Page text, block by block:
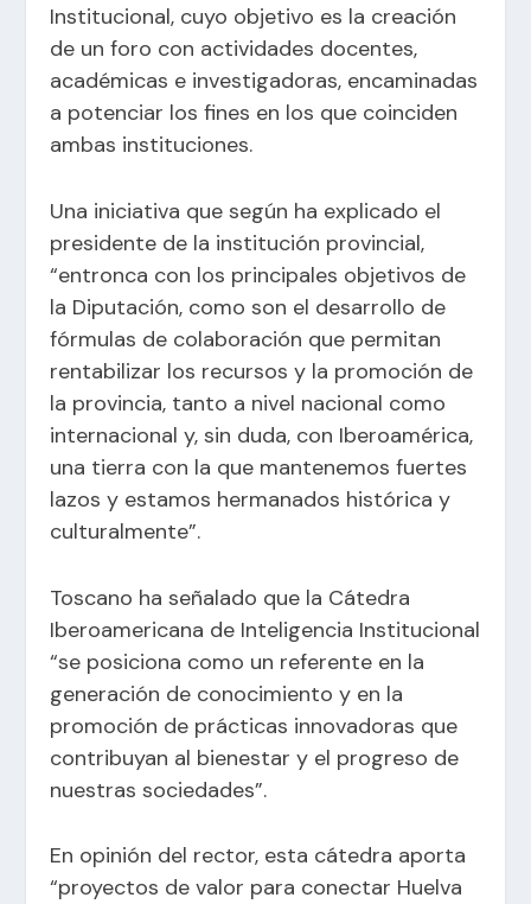
Institucional, cuyo objetivo es la creación
de un foro con actividades docentes,
académicas e investigadoras, encaminadas
a potenciar los fines en los que coinciden
ambas instituciones.
Una iniciativa que según ha explicado el
presidente de la institución provincial,
“entronca con los principales objetivos de
la Diputación, como son el desarrollo de
fórmulas de colaboración que permitan
rentabilizar los recursos y la promoción de
la provincia, tanto a nivel nacional como
internacional y, sin duda, con Iberoamérica,
una tierra con la que mantenemos fuertes
lazos y estamos hermanados histórica y
culturalmente”.
Toscano ha señalado que la Cátedra
Iberoamericana de Inteligencia Institucional
“se posiciona como un referente en la
generación de conocimiento y en la
promoción de prácticas innovadoras que
contribuyan al bienestar y el progreso de
nuestras sociedades”.
En opinión del rector, esta cátedra aporta
“proyectos de valor para conectar Huelva